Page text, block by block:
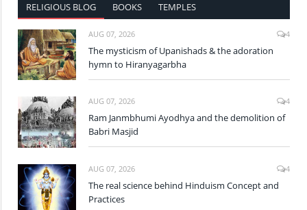
RELIGIOUS BLOG BOOKS TEMPLES
AUG 07, 2026 4
The mysticism of Upanishads & the adoration
hymn to Hiranyagarbha
AUG 07, 2026 4
Ram Janmbhumi Ayodhya and the demolition of
Babri Masjid
AUG 07, 2026 4
The real science behind Hinduism Concept and
Practices